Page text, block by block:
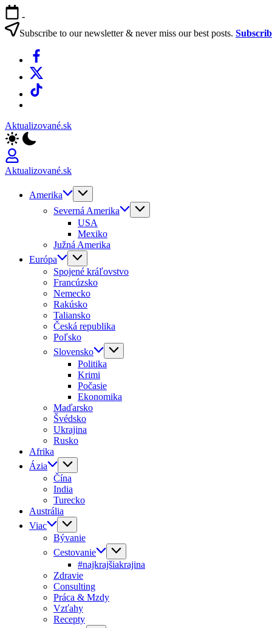
Skip
to
content
-
Subscribe to our newsletter & never miss our best posts.
Facebook
X
TikTok
Aktualizované.sk
Aktualizované.sk
Amerika
Severná Amerika
USA
Mexiko
Južná Amerika
Európa
Spojené kráľovstvo
Francúzsko
Nemecko
Rakúsko
Taliansko
Česká republika
Poľsko
Slovensko
Politika
Krimi
Počasie
Ekonomika
Maďarsko
Švédsko
Ukrajina
Rusko
Afrika
Ázia
Čína
India
Turecko
Austrália
Viac
Bývanie
Cestovanie
#najkrajšiakrajina
Zdravie
Consulting
Práca & Mzdy
Vzťahy
Recepty